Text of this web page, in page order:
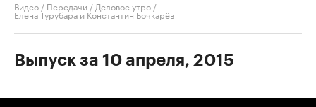
Видео / Передачи / Деловое утро /
Елена Турубара и Константин Бочкарёв
Выпуск за 10 апреля, 2015